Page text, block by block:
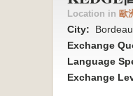
Location in 歐
City:
Exchange
Language
Exchange